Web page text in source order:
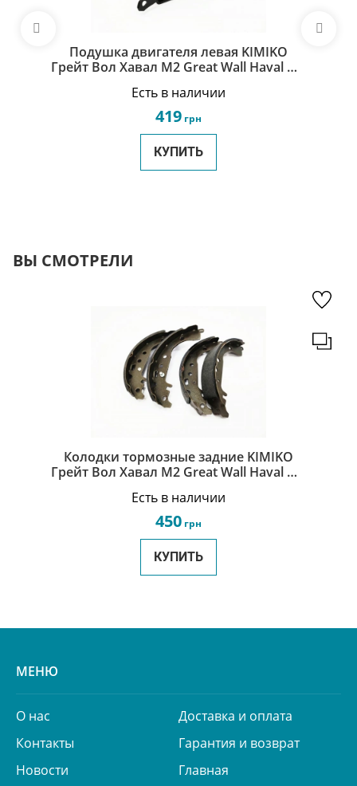
Подушка двигателя левая KIMIKO
Грейт Вол Хавал М2 Great Wall Haval M2
Есть в наличии
419 грн
КУПИТЬ
ВЫ СМОТРЕЛИ
Колодки тормозные задние KIMIKO
Грейт Вол Хавал М2 Great Wall Haval M2
Есть в наличии
450 грн
КУПИТЬ
МЕНЮ
О нас
Доставка и оплата
Контакты
Гарантия и возврат
Новости
Главная